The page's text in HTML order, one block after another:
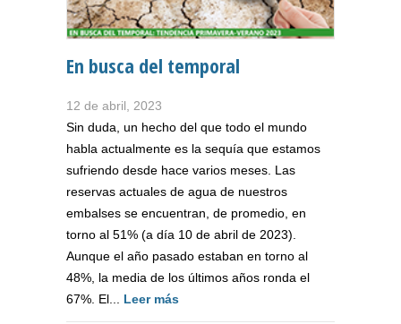
En busca del temporal
12 de abril, 2023
Sin duda, un hecho del que todo el mundo
habla actualmente es la sequía que estamos
sufriendo desde hace varios meses. Las
reservas actuales de agua de nuestros
embalses se encuentran, de promedio, en
torno al 51% (a día 10 de abril de 2023).
Aunque el año pasado estaban en torno al
48%, la media de los últimos años ronda el
67%. El... Leer más